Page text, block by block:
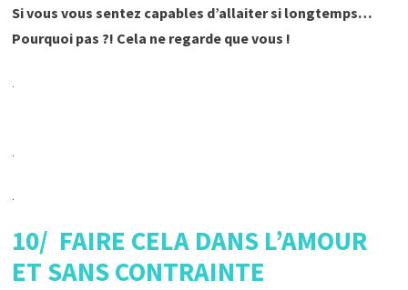
Si vous vous sentez capables d’allaiter si longtemps…
Pourquoi pas ?! Cela ne regarde que vous !
.
.
.
10/ FAIRE CELA DANS L’AMOUR
ET SANS CONTRAINTE